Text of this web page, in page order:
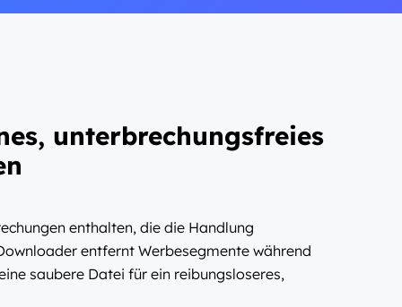
unterbrechungsfreies
enthalten, die die Handlung
entfernt Werbesegmente während
saubere Datei für ein reibungsloseres,